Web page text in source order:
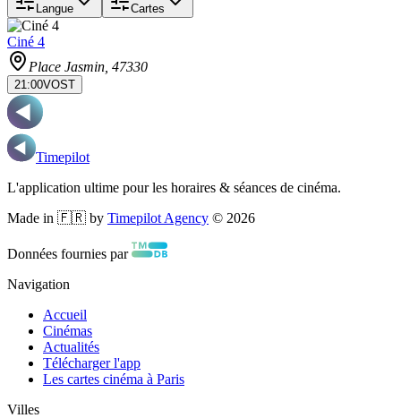
Langue Cartes
Ciné 4
Place Jasmin , 47330
21:00VOST
Timepilot
L'application ultime pour les horaires & séances de cinéma.
Made in 🇫🇷 by Timepilot Agency © 2026
Données fournies par
Navigation
Accueil
Cinémas
Actualités
Télécharger l'app
Les cartes cinéma à Paris
Villes